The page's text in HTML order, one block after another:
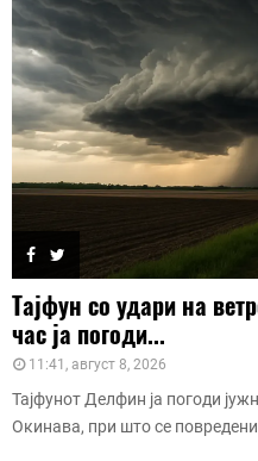
Тајфун со удари на
час ја погоди...
11:41, август 8, 2026
Тајфунот Делфин ја погоди
Окинава, при што се